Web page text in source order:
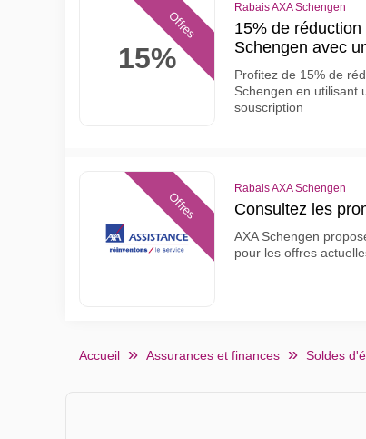
15%
Offres
Rabais AXA Schengen
15% de
Schengen avec
Profitez de 15% de
Schengen en utilisant
souscription
Offres
Rabais AXA Schengen
Consultez les
AXA Schengen
pour les offres
Accueil Assurances et finances Soldes